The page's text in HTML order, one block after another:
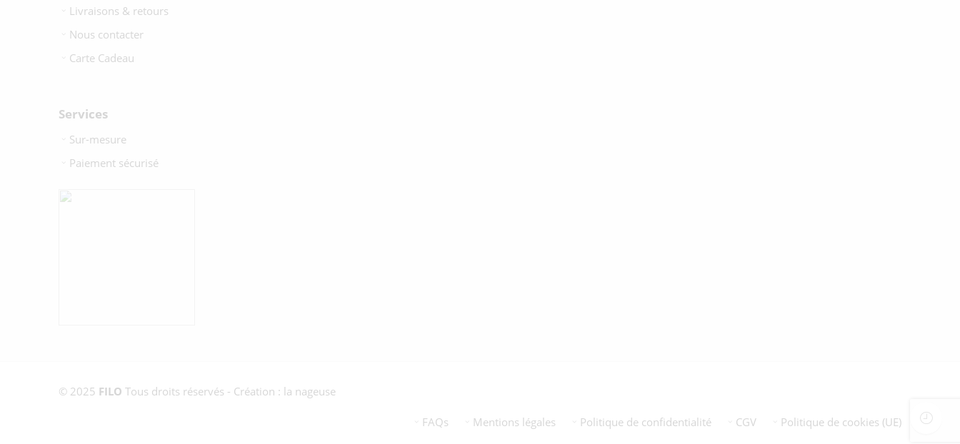
Livraisons & retours
Nous contacter
Carte Cadeau
Services
Sur-mesure
Paiement sécurisé
© 2025 FILO Tous droits réservés - Création : la nageuse
FAQs Mentions légales Politique de confidentialité CGV Politique de cookies (UE)